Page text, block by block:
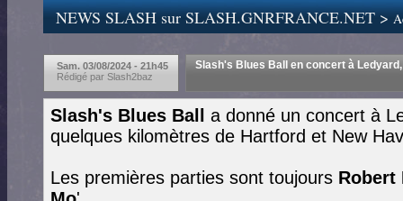
NEWS SLASH sur SLASH.GNRFRANCE.NET >
Sam. 03/08/2024 - 21h45
Rédigé par Slash2baz
Slash's Blues Ball en concert à
Slash's Blues Ball
a donné un concert à
quelques kilomètres de Hartford et New
Les premières parties sont toujours Robert